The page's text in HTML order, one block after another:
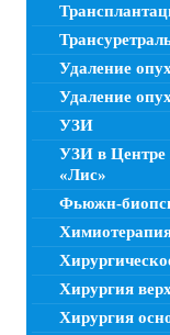
Удаление
Удаление
УЗИ
УЗИ в Центре
«Лис»
Фьюжн-
Хирургия
Хирургия